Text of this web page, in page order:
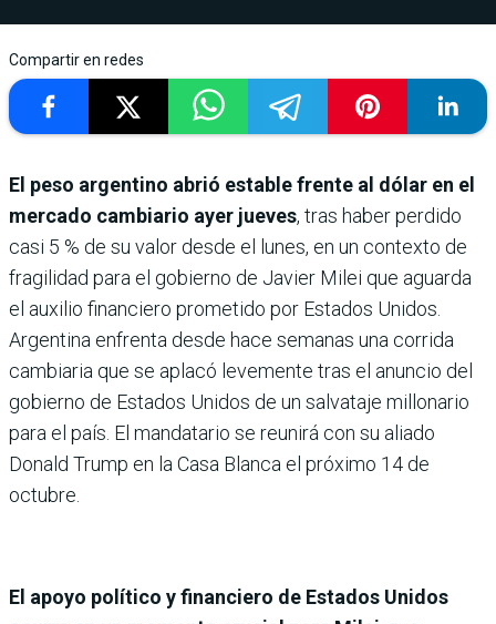
Compartir en redes
El peso argentino abrió estable frente al dólar en el
mercado cambiario ayer jueves, tras haber perdido
casi 5 % de su valor desde el lunes, en un contexto de
fragilidad para el gobierno de Javier Milei que aguarda
el auxilio financiero prometido por Estados Unidos.
Argentina enfrenta desde hace semanas una corrida
cambiaria que se aplacó levemente tras el anuncio del
gobierno de Estados Unidos de un salvataje millonario
para el país. El mandatario se reunirá con su aliado
Donald Trump en la Casa Blanca el próximo 14 de
octubre.
El apoyo político y financiero de Estados Unidos